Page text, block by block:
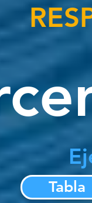
Tabla